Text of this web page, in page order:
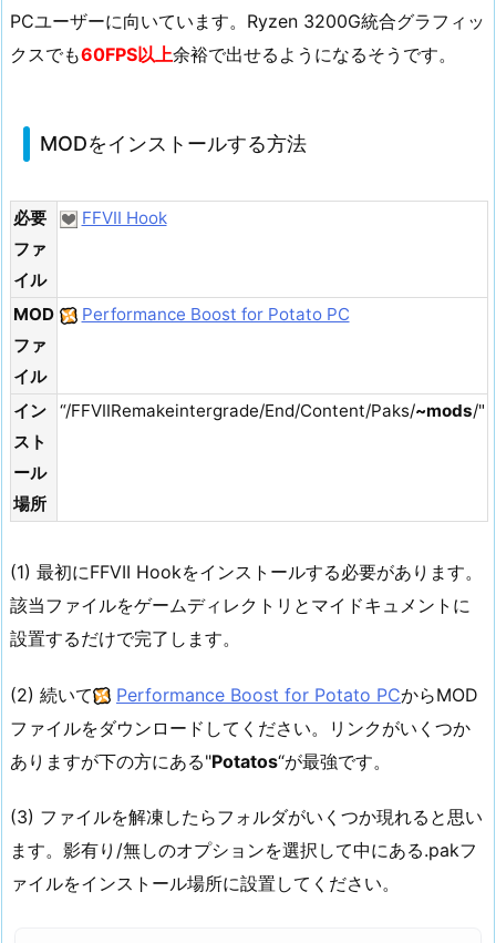
PCユーザーに向いています。Ryzen 3200G統合グラフィッ
クスでも60FPS以上余裕で出せるようになるそうです。
MODをインストールする方法
必要
ファ
イル
FFVII Hook
MOD
ファ
イル
Performance Boost for Potato PC
イン
スト
ール
場所
“/FFVIIRemakeintergrade/End/Content/Paks/~mods/"
(1) 最初にFFVII Hookをインストールする必要があります。
該当ファイルをゲームディレクトリとマイドキュメントに
設置するだけで完了します。
(2) 続いて Performance Boost for Potato PCからMOD
ファイルをダウンロードしてください。リンクがいくつか
ありますが下の方にある"Potatos“が最強です。
(3) ファイルを解凍したらフォルダがいくつか現れると思い
ます。影有り/無しのオプションを選択して中にある.pakフ
ァイルをインストール場所に設置してください。